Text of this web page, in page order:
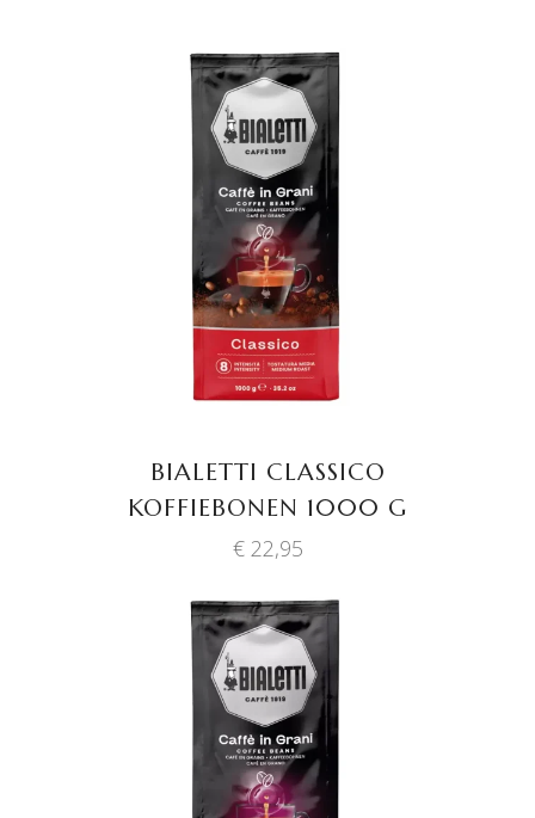
TOEVOEGEN AAN
WINKELWAGEN
BIALETTI CLASSICO
KOFFIEBONEN 1000 G
€22,95
TOEVOEGEN AAN
WINKELWAGEN